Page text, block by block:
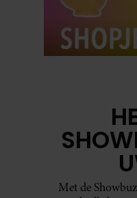
Met de